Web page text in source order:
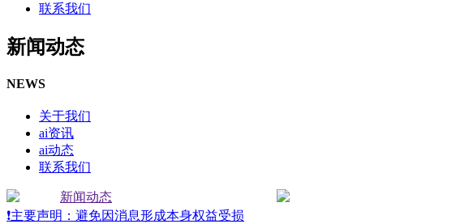
联系我们
新闻动态
NEWS
关于我们
ai资讯
ai动态
联系我们
新闻动态
❗主要声明：避免因消息形成本身权益受损